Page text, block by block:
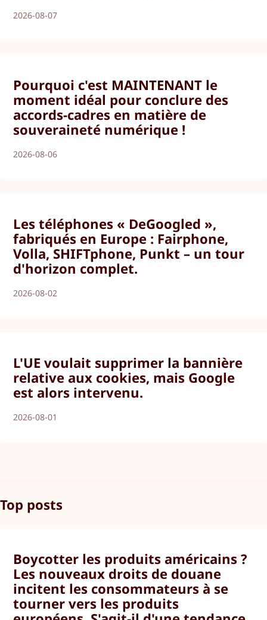
2026-08-07
Pourquoi c'est MAINTENANT le
moment idéal pour conclure des
accords-cadres en matière de
souveraineté numérique !
2026-08-06
Les téléphones « DeGoogled »,
fabriqués en Europe : Fairphone,
Volla, SHIFTphone, Punkt – un tour
d'horizon complet.
2026-08-02
L'UE voulait supprimer la bannière
relative aux cookies, mais Google
est alors intervenu.
2026-08-01
Top posts
Boycotter les produits américains ?
Les nouveaux droits de douane
incitent les consommateurs à se
tourner vers les produits